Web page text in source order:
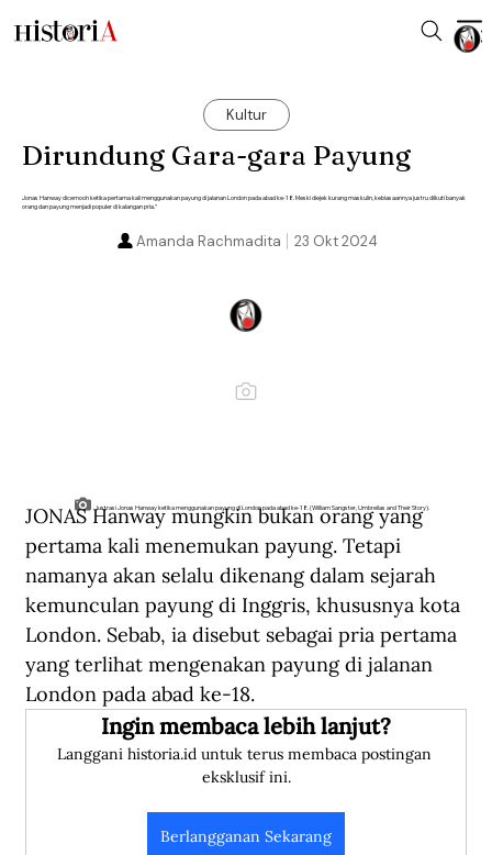
Kultur
Dirundung Gara-gara Payung
Jonas Hanway dicemooh ketika pertama kali menggunakan payung di jalanan London pada abad ke-18. Meski diejek kurang maskulin, kebiasaannya justru diikuti banyak
orang dan payung menjadi populer di kalangan pria.”
23 Okt 2024
Amanda Rachmadita
lustrasi Jonas Hanway ketika menggunakan payung di London pada abad ke-18. (William Sangster, Umbrellas and Their Story).
JONAS Hanway mungkin bukan orang yang
pertama kali menemukan payung. Tetapi
namanya akan selalu dikenang dalam sejarah
kemunculan payung di Inggris, khususnya kota
London. Sebab, ia disebut sebagai pria pertama
yang terlihat mengenakan payung di jalanan
London pada abad ke-18.
Ingin membaca lebih lanjut?
Langgani historia.id untuk terus membaca postingan
eksklusif ini.
Berlangganan Sekarang